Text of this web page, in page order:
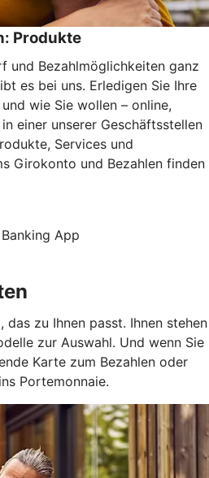
Produkte
und Bezahlmöglichkeiten ganz
es bei uns. Erledigen Sie Ihre
wie Sie wollen – online,
einer unserer Geschäftsstellen
Services und
Girokonto und Bezahlen finden
App
das zu Ihnen passt. Ihnen stehen
zur Auswahl. Und wenn Sie
Karte zum Bezahlen oder
Portemonnaie.